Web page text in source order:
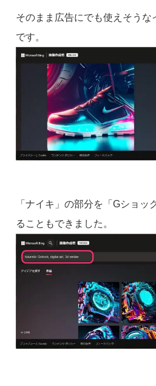
そのまま広告にでも使えそうな
です。
「ナイキ」の部分を「Gショッ
ることもできました。